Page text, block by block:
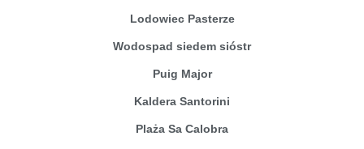
Lodowiec Pasterze
Wodospad siedem sióstr
Puig Major
Kaldera Santorini
Plaża Sa Calobra